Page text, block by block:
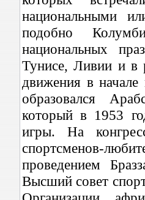
национальными
подобно
национальных
Тунисе, Ливии и в
движения в начале
образовался
который в 1953
игры. На
спортсменов-
проведением
Высший совет